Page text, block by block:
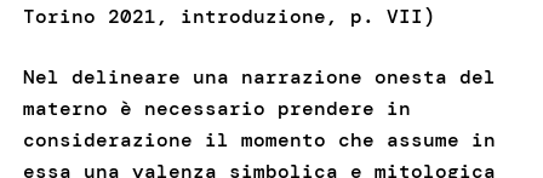
Torino 2021, introduzione, p. VII)
Nel delineare una narrazione onesta del
materno è necessario prendere in
considerazione il momento che assume in
essa una valenza simbolica e mitologica